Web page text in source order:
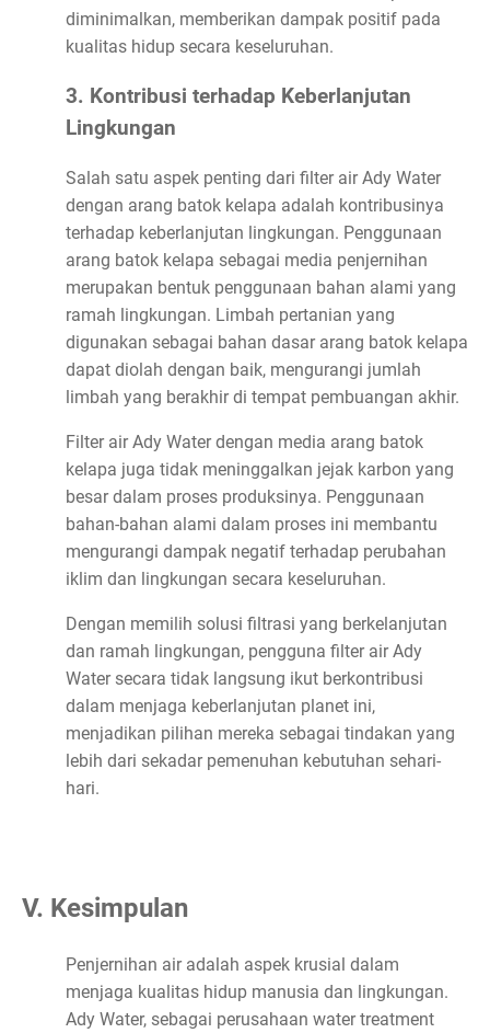
diminimalkan, memberikan dampak positif pada
kualitas hidup secara keseluruhan.
3. Kontribusi terhadap Keberlanjutan
Lingkungan
Salah satu aspek penting dari filter air Ady Water
dengan arang batok kelapa adalah kontribusinya
terhadap keberlanjutan lingkungan. Penggunaan
arang batok kelapa sebagai media penjernihan
merupakan bentuk penggunaan bahan alami yang
ramah lingkungan. Limbah pertanian yang
digunakan sebagai bahan dasar arang batok kelapa
dapat diolah dengan baik, mengurangi jumlah
limbah yang berakhir di tempat pembuangan akhir.
Filter air Ady Water dengan media arang batok
kelapa juga tidak meninggalkan jejak karbon yang
besar dalam proses produksinya. Penggunaan
bahan-bahan alami dalam proses ini membantu
mengurangi dampak negatif terhadap perubahan
iklim dan lingkungan secara keseluruhan.
Dengan memilih solusi filtrasi yang berkelanjutan
dan ramah lingkungan, pengguna filter air Ady
Water secara tidak langsung ikut berkontribusi
dalam menjaga keberlanjutan planet ini,
menjadikan pilihan mereka sebagai tindakan yang
lebih dari sekadar pemenuhan kebutuhan sehari-
hari.
V. Kesimpulan
Penjernihan air adalah aspek krusial dalam
menjaga kualitas hidup manusia dan lingkungan.
Ady Water, sebagai perusahaan water treatment